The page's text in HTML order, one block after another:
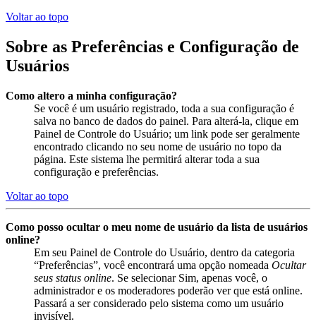
Voltar ao topo
Sobre as Preferências e Configuração de
Usuários
Como altero a minha configuração?
Se você é um usuário registrado, toda a sua configuração é
salva no banco de dados do painel. Para alterá-la, clique em
Painel de Controle do Usuário; um link pode ser geralmente
encontrado clicando no seu nome de usuário no topo da
página. Este sistema lhe permitirá alterar toda a sua
configuração e preferências.
Voltar ao topo
Como posso ocultar o meu nome de usuário da lista de usuários
online?
Em seu Painel de Controle do Usuário, dentro da categoria
“Preferências”, você encontrará uma opção nomeada Ocultar
seus status online. Se selecionar Sim, apenas você, o
administrador e os moderadores poderão ver que está online.
Passará a ser considerado pelo sistema como um usuário
invisível.